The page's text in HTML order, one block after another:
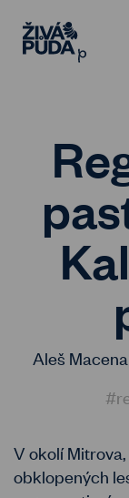
Aleš
V okolí
obklopených